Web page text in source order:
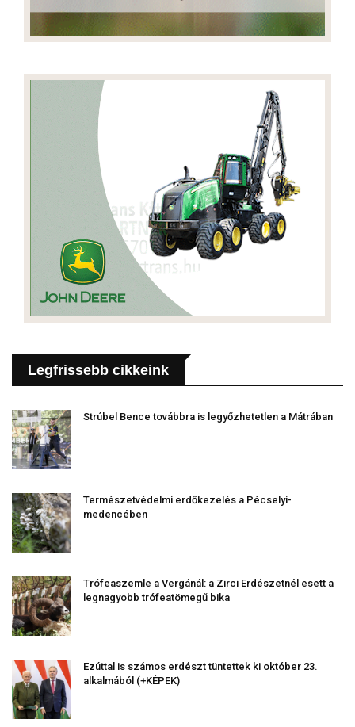
Legfrissebb cikkeink
Strúbel Bence továbbra is legyőzhetetlen a Mátrában
Természetvédelmi erdőkezelés a Pécselyi-
medencében
Trófeaszemle a Vergánál: a Zirci Erdészetnél esett a
legnagyobb trófeatömegű bika
Ezúttal is számos erdészt tüntettek ki október 23.
alkalmából (+KÉPEK)